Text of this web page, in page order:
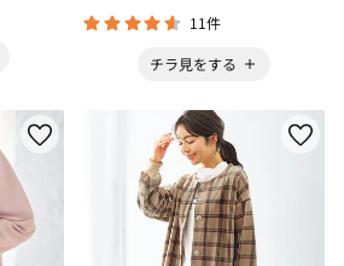
11件
チラ見をする